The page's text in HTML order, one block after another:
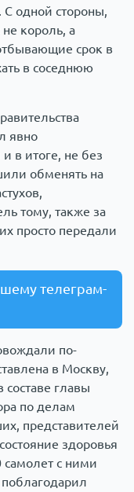
С одной стороны,
король, а
срок в
в соседнюю
явно
в итоге, не без
обменять на
тому, также за
просто передали
телеграм-
по-
в Москву,
главы
по делам
представителей
здоровья
с ними